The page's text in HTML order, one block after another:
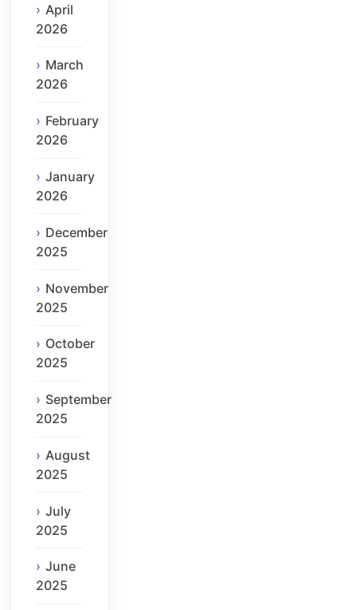
April
2026
March
2026
February
2026
January
2026
December
2025
November
2025
October
2025
September
2025
August
2025
July
2025
June
2025